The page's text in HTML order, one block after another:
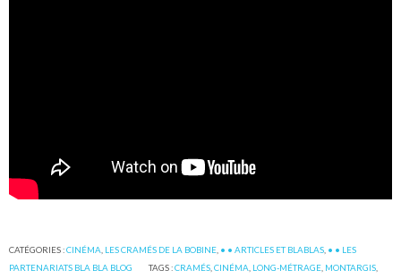
CATÉGORIES :CINÉMA LES CRAMÉS DE LA BOBINE • • ARTICLES ET BLABLAS • • LES
PARTENARIATS BLA BLA BLOG
TAGS :CRAMÉS ,CINÉMA LONG-MÉTRAGE MONTARGIS